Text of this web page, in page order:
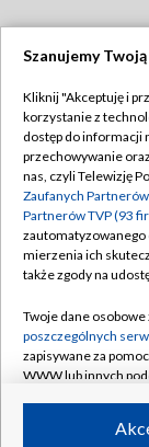
Abonament
Emisja w TVP
Centrum
Naziemna
Rada
System NOS
Informacje o
Program dla
Szanujemy
Kliknij "Akceptuję i
korzystanie z
dostęp do informacji
przechowywanie
nas, czyli Telewizję
Zaufanych
Partnerów TVP (93
zautomatyzowanego
mierzenia ich
także zgody na
Twoje dane
poszczególnych
zapisywane za
WWW lub innych
ruchu w Internecie.